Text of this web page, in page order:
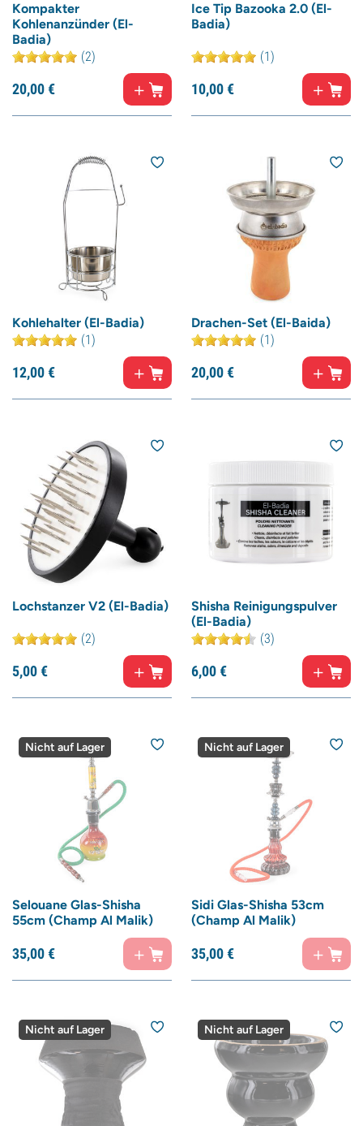
Kompakter
Kohlenanzünder (El-
Badia)
(2)
20,00€
Ice Tip Bazooka 2.0 (El-
Badia)
(1)
10,00€
Kohlehalter (El-Badia)
(1)
12,00€
Drachen-Set (El-Baida)
(1)
20,00€
Lochstanzer V2 (El-Badia)
(2)
5,00€
Shisha Reinigungspulver
(El-Badia)
(3)
6,00€
Nicht auf Lager
Selouane Glas-Shisha
55cm (Champ Al Malik)
35,00€
Nicht auf Lager
Sidi Glas-Shisha 53cm
(Champ Al Malik)
35,00€
Nicht auf Lager Nicht auf Lager